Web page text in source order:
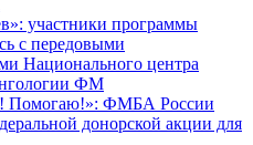
участники программы
с передовыми
Национального центра
ФМ
Помогаю!»: ФМБА России
донорской акции для